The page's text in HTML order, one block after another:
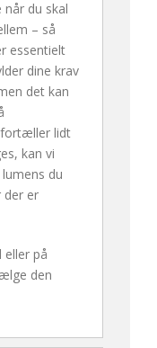
du skal
– så
essentielt
dine krav
det kan
fortæller lidt
kan vi
du
der er
på
den